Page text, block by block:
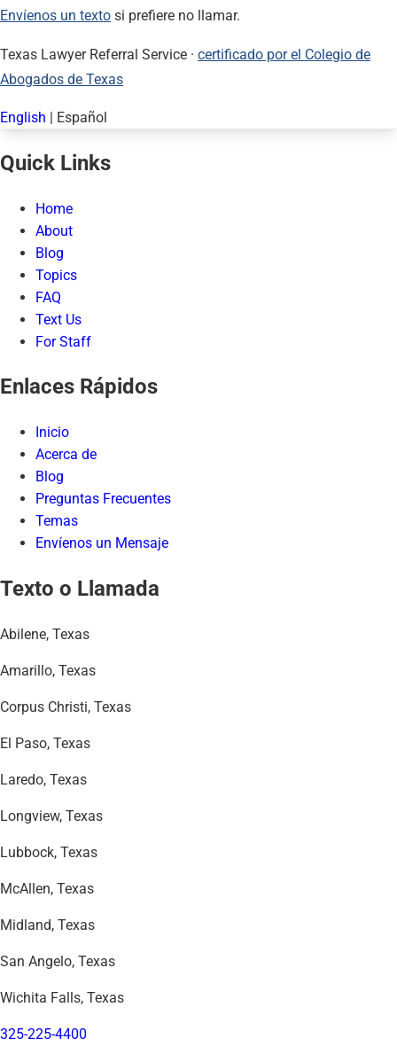
Envíenos un texto si prefiere no llamar.
Texas Lawyer Referral Service · certificado por el Colegio de
Abogados de Texas
English | Español
Quick Links
Home
About
Blog
Topics
FAQ
Text Us
For Staff
Enlaces Rápidos
Inicio
Acerca de
Blog
Preguntas Frecuentes
Temas
Envíenos un Mensaje
Texto o Llamada
Abilene, Texas
Amarillo, Texas
Corpus Christi, Texas
El Paso, Texas
Laredo, Texas
Longview, Texas
Lubbock, Texas
McAllen, Texas
Midland, Texas
San Angelo, Texas
Wichita Falls, Texas
325-225-4400